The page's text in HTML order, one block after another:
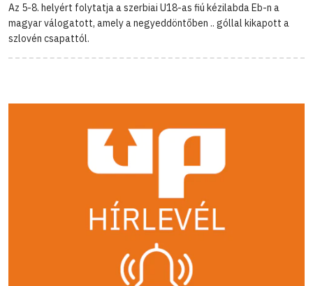
Az 5-8. helyért folytatja a szerbiai U18-as fiú kézilabda Eb-n a
magyar válogatott, amely a negyeddöntőben .. góllal kikapott a
szlovén csapattól.